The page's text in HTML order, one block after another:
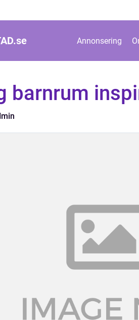
se Annonsering
barnrum